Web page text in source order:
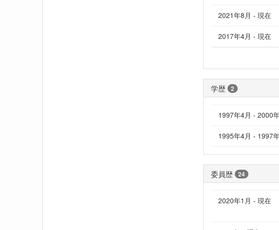
2021年8月 - 現在
2017年4月 - 現在
学歴 2
1997年4月 - 2000
1995年4月 - 1997
委員歴 24
2020年1月 - 現在